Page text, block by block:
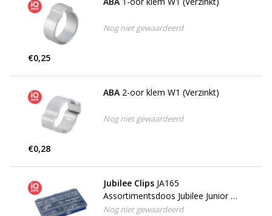
Nog niet gewaardeerd
€0,25
ABA 2-oor klem W1 (Verzinkt)
Nog niet gewaardeerd
€0,28
Jubilee Clips JA165
Assortimentsdoos Jubilee Junior W1
(S10) slangklemmen
Nog niet gewaardeerd